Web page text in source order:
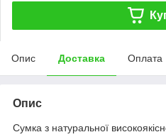
Опис Доставка Оплата
Опис
Сумка з натуральної